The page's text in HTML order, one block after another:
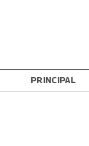
PRINCIPAL